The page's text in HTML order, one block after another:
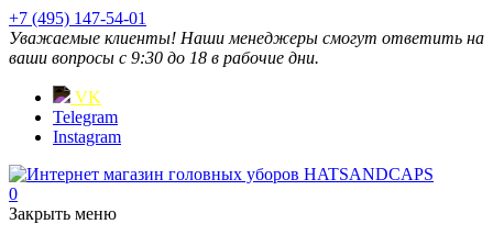
+7 (495) 147-54-01
Уважаемые клиенты! Наши менеджеры смогут ответить на
ваши вопросы с 9:30 до 18 в рабочие дни.
VK
Telegram
Instagram
0
Закрыть меню